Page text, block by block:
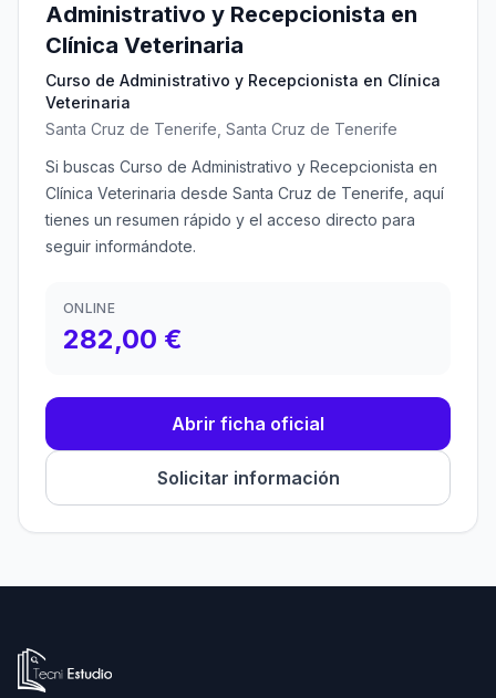
Administrativo y Recepcionista en
Clínica Veterinaria
Curso de Administrativo y Recepcionista en Clínica
Veterinaria
Santa Cruz de Tenerife, Santa Cruz de Tenerife
Si buscas Curso de Administrativo y Recepcionista en
Clínica Veterinaria desde Santa Cruz de Tenerife, aquí
tienes un resumen rápido y el acceso directo para
seguir informándote.
ONLINE
282,00 €
Abrir ficha oficial
Solicitar información
Ir a la página de inicio de Tecni Estudio